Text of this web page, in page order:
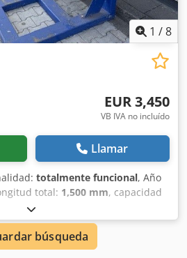
1 /8
EUR 3,450
VB IVA no incluído
Llamar
totalmente funcional, Año
total: 1,500 mm, capacidad
en vacío:
para espuma Centro de carga:
2 = 1.000 - 2.500 kg Cjdpfx Amjw
el uso y completamente
búsqueda